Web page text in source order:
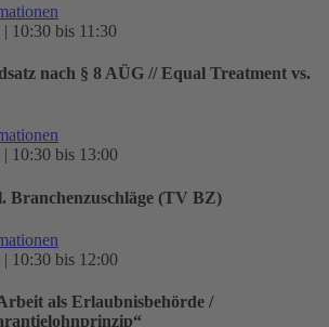
10:30 bis 11:30
nach § 8 AÜG // Equal Treatment vs.
10:30 bis 13:00
(TV BZ)
10:30 bis 12:00
als Erlaubnisbehörde /